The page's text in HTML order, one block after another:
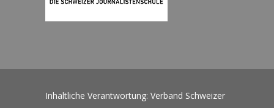
Inhaltliche Verantwortung: Verband Schweizer